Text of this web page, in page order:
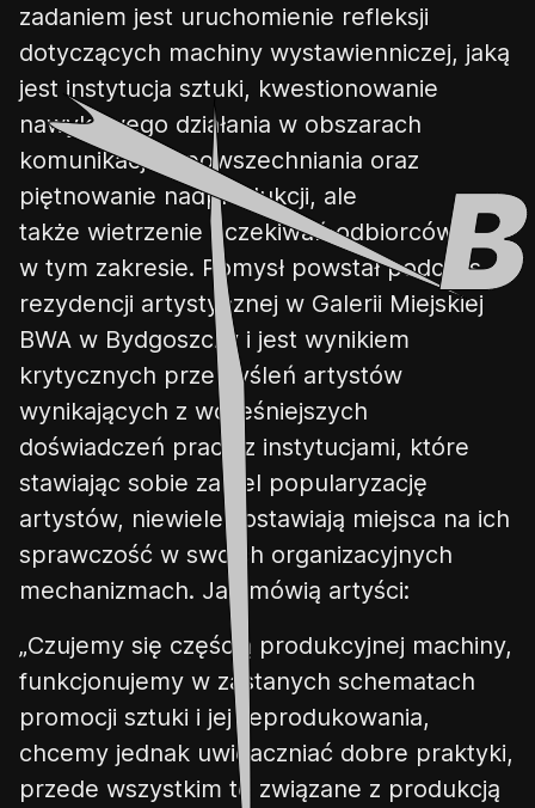
zadaniem jest uruchomienie refleksji
dotyczących machiny wystawienniczej, jaką
jest instytucja sztuki, kwestionowanie
nawykowego działania w obszarach
komunikacji i upowszechniania oraz
piętnowanie nadprodukcji, ale
także wietrzenie oczekiwań odbiorców
w tym zakresie. Pomysł powstał podczas
rezydencji artystycznej w Galerii Miejskiej
BWA w Bydgoszczy i jest wynikiem
krytycznych przemyśleń artystów
wynikających z wcześniejszych
doświadczeń pracy z instytucjami, które
stawiając sobie za cel popularyzację
artystów, niewiele zostawiają miejsca na ich
sprawczość w swoich organizacyjnych
mechanizmach. Jak mówią artyści:
„Czujemy się częścią produkcyjnej machiny,
funkcjonujemy w zastanych schematach
promocji sztuki i jej reprodukowania,
chcemy jednak uwidaczniać dobre praktyki,
przede wszystkim te związane z produkcją